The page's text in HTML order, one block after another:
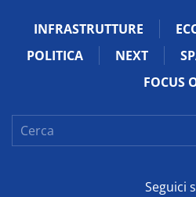
INFRASTRUTTURE
POLITICA
NEXT
FOCUS
Seguici